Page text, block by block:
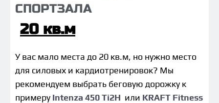
СПОРТЗАЛА
20 кв.м
У вас мало места до 20 кв.м, но нужно место
для силовых и кардиотренировок? Мы
рекомендуем выбрать беговую дорожку к
примеру Intenza 450 Ti2H или KRAFT Fitness